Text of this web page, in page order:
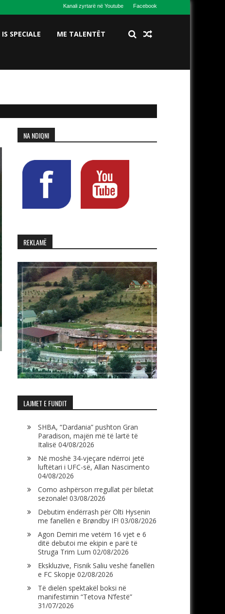
Kanali zyrtarë në Youtube Facebook
IS SPECIALE ME TALENTËT
NA NDIQNI
REKLAMË
LAJMET E FUNDIT
SHBA, “Dardania” pushton Gran
Paradison, majën më të lartë të
Italisë 04/08/2026
Në moshë 34-vjeçare ndërroi jetë
luftëtari i UFC-së, Allan Nascimento
04/08/2026
Como ashpërson rregullat për biletat
sezonale! 03/08/2026
Debutim ëndërrash për Olti Hysenin
me fanellën e Brøndby IF! 03/08/2026
Agon Demiri me vetëm 16 vjet e 6
ditë debutoi me ekipin e parë të
Struga Trim Lum 02/08/2026
Ekskluzive, Fisnik Saliu veshë fanellën
e FC Skopje 02/08/2026
Të dielën spektakël boksi në
manifestimin “Tetova N’festë”
31/07/2026